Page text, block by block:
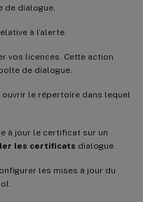
de dialogue.
à l’alerte.
vos licences. Cette action
de dialogue.
ouvrir le répertoire dans lequel
à jour le certificat sur un
les certificats dialogue.
les mises à jour du